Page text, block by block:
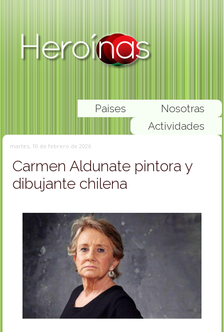
Nosotras
Paises
Actividades
martes, 10 de febrero de 2026
Carmen Aldunate pintora y
dibujante chilena